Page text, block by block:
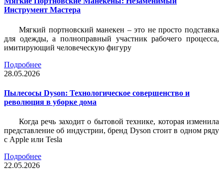
Инструмент Мастера
Мягкий портновский манекен – это не просто подставка
для одежды, а полноправный участник рабочего процесса,
имитирующий человеческую фигуру
Подробнее
28.05.2026
Пылесосы Dyson: Технологическое совершенство и
революция в уборке дома
Когда речь заходит о бытовой технике, которая изменила
представление об индустрии, бренд Dyson стоит в одном ряду
с Apple или Tesla
Подробнее
22.05.2026